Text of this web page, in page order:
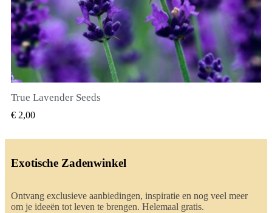
True Lavender Seeds
€ 2,00
Exotische Zadenwinkel
Ontvang exclusieve aanbiedingen, inspiratie en nog veel meer
om je ideeën tot leven te brengen. Helemaal gratis.